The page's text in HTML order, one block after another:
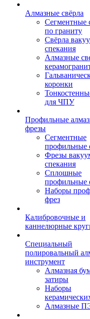
Алмазные свёрла
Сегментные
по граниту
Свёрла
спекания
Алмазные
коронки
для ЧПУ
Профильные
фрезы
Сегментные
профильные
Фрезы
спекания
Сплошные
профильные
Наборы
фрез
Калибровочные и
каннелюрные
Специальный
полировальный
инструмент
Алмазная
затиры
Наборы
Алмазные